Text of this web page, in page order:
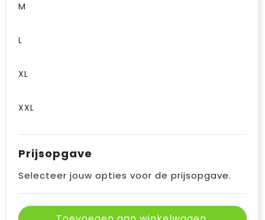
M
L
XL
XXL
Prijsopgave
Selecteer jouw opties voor de prijsopgave.